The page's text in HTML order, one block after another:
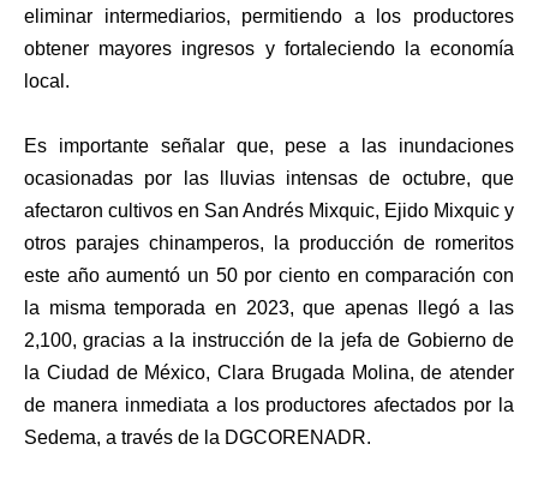
eliminar intermediarios, permitiendo a los productores
obtener mayores ingresos y fortaleciendo la economía
local.
Es importante señalar que, pese a las inundaciones
ocasionadas por las lluvias intensas de octubre, que
afectaron cultivos en San Andrés Mixquic, Ejido Mixquic y
otros parajes chinamperos, la producción de romeritos
este año aumentó un 50 por ciento en comparación con
la misma temporada en 2023, que apenas llegó a las
2,100, gracias a la instrucción de la jefa de Gobierno de
la Ciudad de México, Clara Brugada Molina, de atender
de manera inmediata a los productores afectados por la
Sedema, a través de la DGCORENADR.